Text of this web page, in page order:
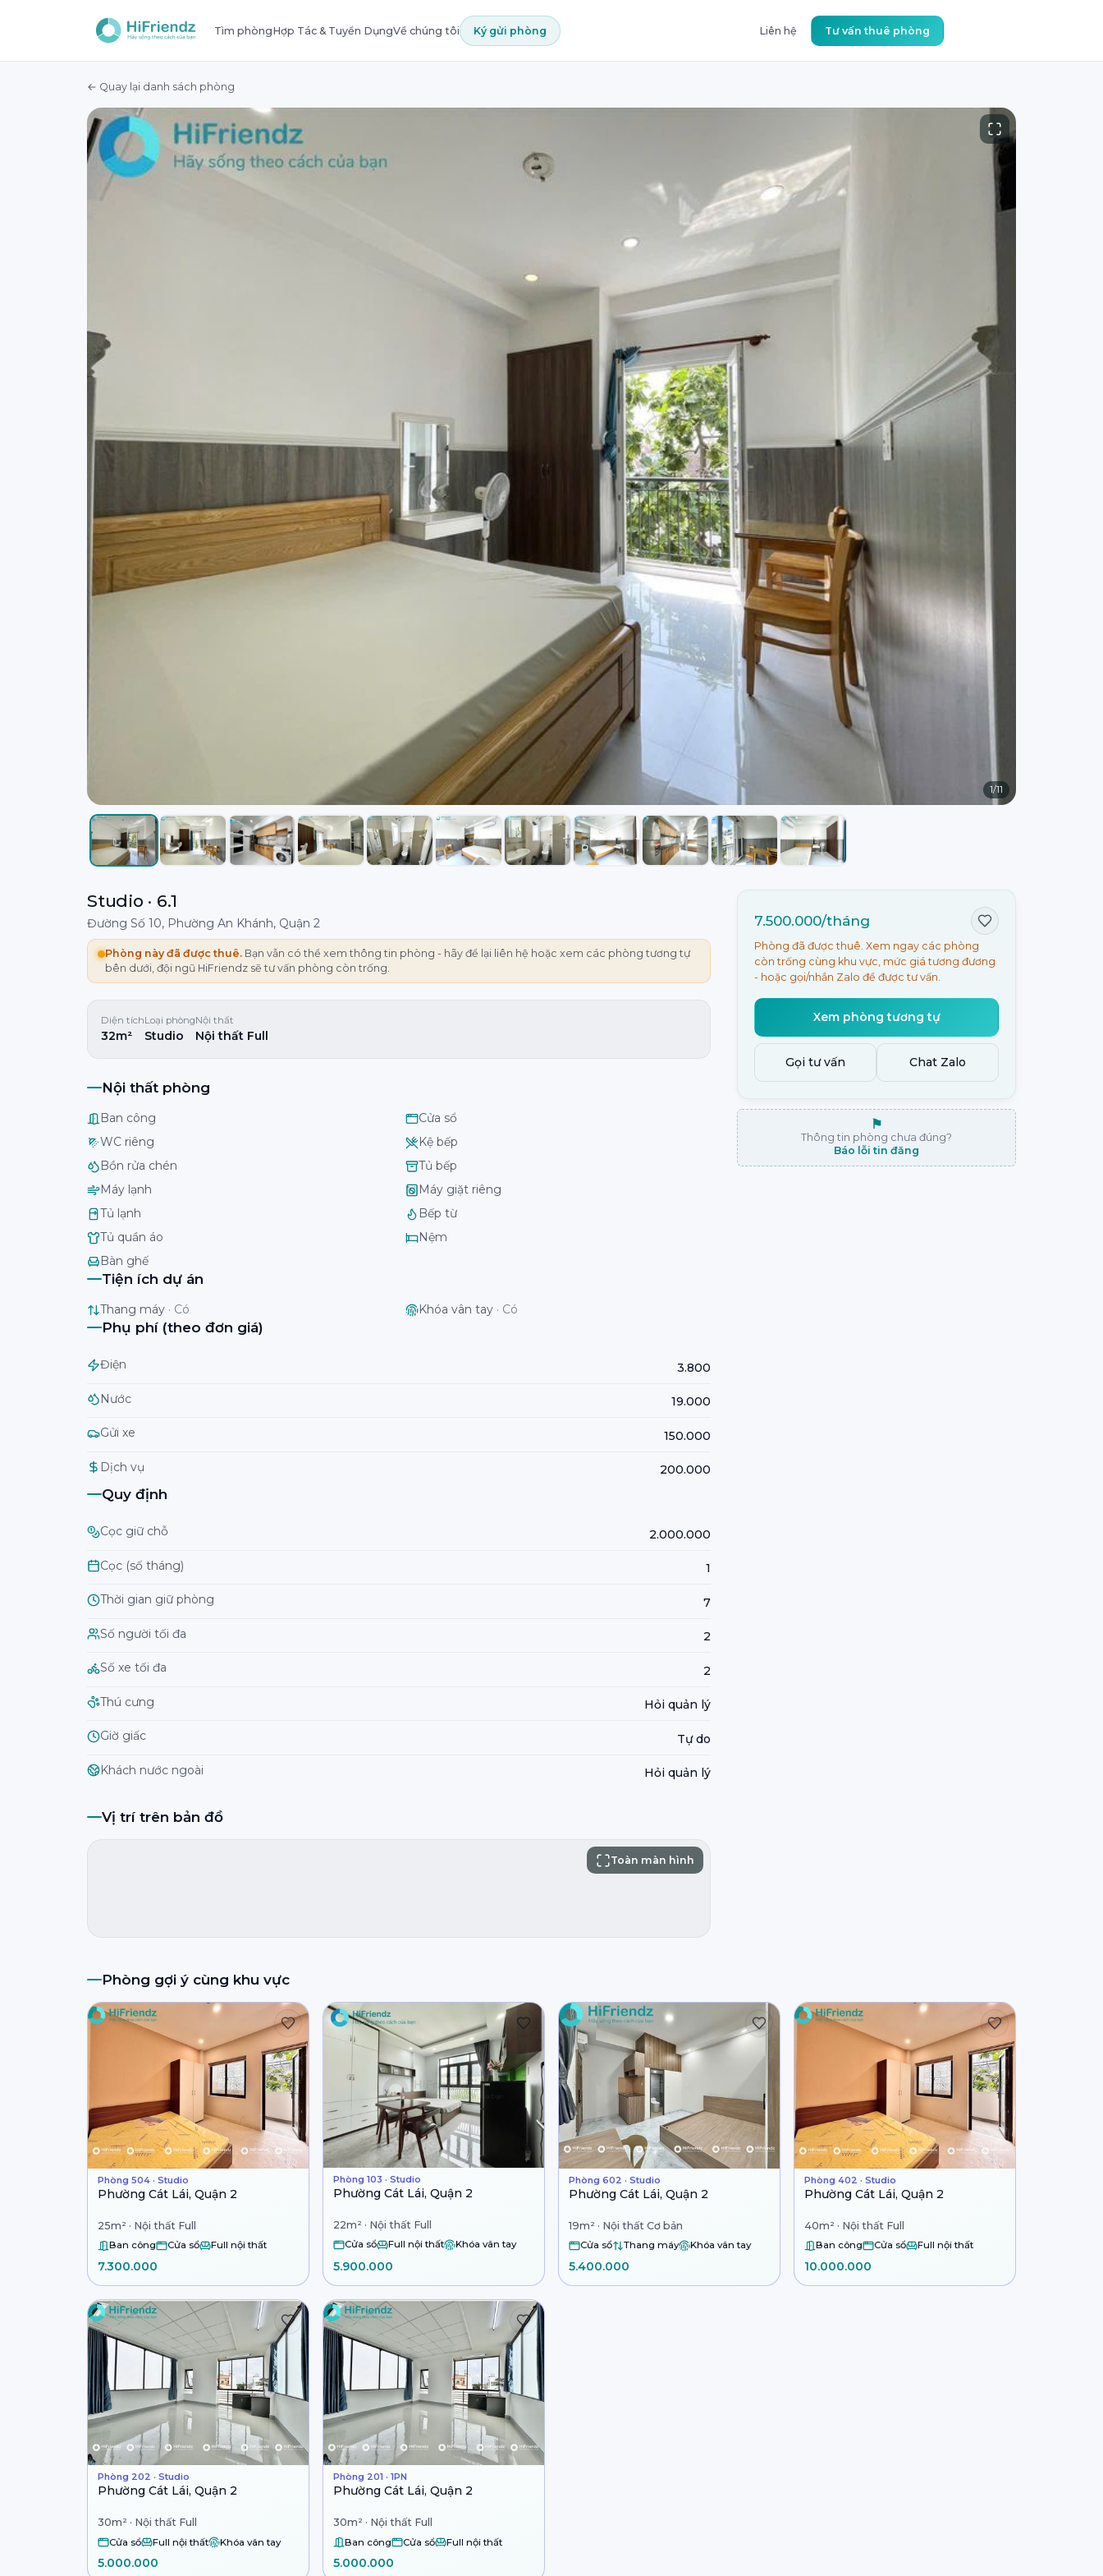
Tìm phòngHợp Tác & Tuyển DụngVề chúng tôi Ký gửi phòng Liên hệ Tư vấn thuê phòng
← Quay lại danh sách phòng
1/11
Studio · 6.1
Đường Số 10, Phường An Khánh, Quận 2
Phòng này đã được thuê. Bạn vẫn có thể xem thông tin phòng - hãy để lại liên hệ hoặc xem các phòng tương tự
bên dưới, đội ngũ HiFriendz sẽ tư vấn phòng còn trống.
Diện tích
32m²
Loại phòng
Studio
Nội thất
Nội thất Full
Nội thất phòng
Ban công
Cửa sổ
WC riêng
Kệ bếp
Bồn rửa chén
Tủ bếp
Máy lạnh
Máy giặt riêng
Tủ lạnh
Bếp từ
Tủ quần áo
Nệm
Bàn ghế
Tiện ích dự án
Thang máy · Có Khóa vân tay · Có
Phụ phí (theo đơn giá)
Điện 3.800
Nước 19.000
Gửi xe 150.000
Dịch vụ 200.000
Quy định
Cọc giữ chỗ 2.000.000
Cọc (số tháng) 1
Thời gian giữ phòng 7
Số người tối đa 2
Số xe tối đa 2
Thú cưng Hỏi quản lý
Giờ giấc Tự do
Khách nước ngoài Hỏi quản lý
Vị trí trên bản đồ
Toàn màn hình
7.500.000/tháng
Phòng đã được thuê. Xem ngay các phòng
còn trống cùng khu vực, mức giá tương đương
- hoặc gọi/nhắn Zalo để được tư vấn.
Xem phòng tương tự
Gọi tư vấn Chat Zalo
⚑
Thông tin phòng chưa đúng?
Báo lỗi tin đăng
Phòng gợi ý cùng khu vực
Phòng 504 · Studio
Phường Cát Lái, Quận 2
25m² · Nội thất Full
Ban công Cửa sổ Full nội thất
7.300.000
Phòng 103 · Studio
Phường Cát Lái, Quận 2
22m² · Nội thất Full
Cửa sổ Full nội thất Khóa vân tay
5.900.000
Phòng 602 · Studio
Phường Cát Lái, Quận 2
19m² · Nội thất Cơ bản
Cửa sổ Thang máy Khóa vân tay
5.400.000
Phòng 402 · Studio
Phường Cát Lái, Quận 2
40m² · Nội thất Full
Ban công Cửa sổ Full nội thất
10.000.000
Phòng 202 · Studio
Phường Cát Lái, Quận 2
30m² · Nội thất Full
Cửa sổ Full nội thất Khóa vân tay
5.000.000
Phòng 201 · 1PN
Phường Cát Lái, Quận 2
30m² · Nội thất Full
Ban công Cửa sổ Full nội thất
5.000.000